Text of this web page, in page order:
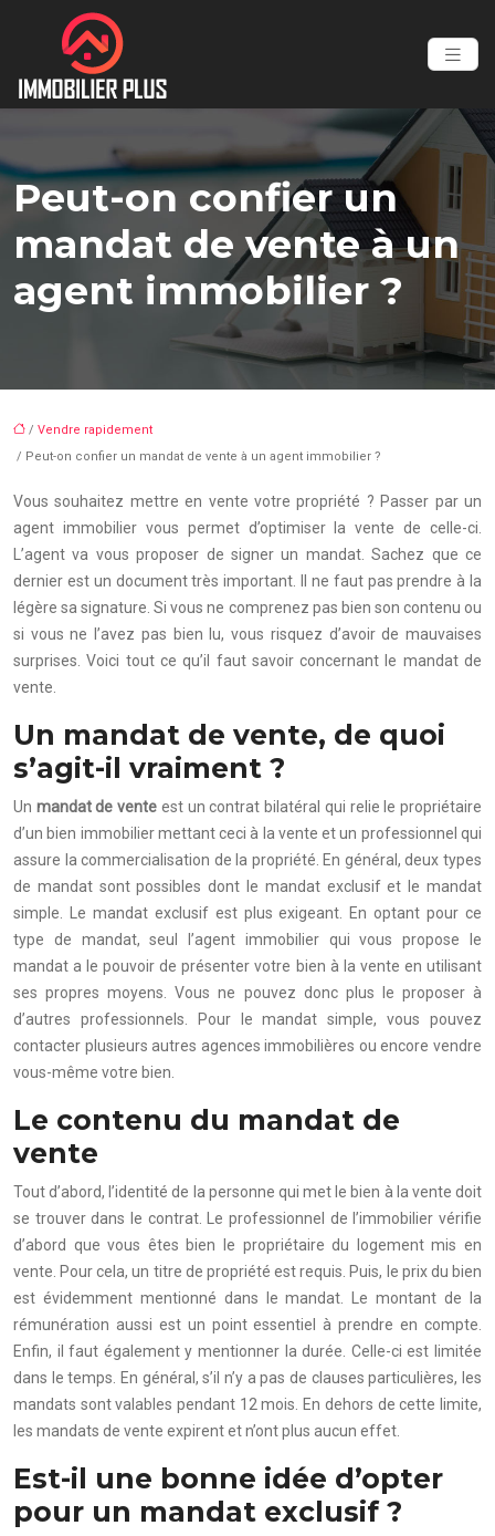
Peut-on confier un
mandat de vente à un
agent immobilier ?
/ Vendre rapidement
/ Peut-on confier un mandat de vente à un agent immobilier ?
Vous souhaitez mettre en vente votre propriété ? Passer par un
agent immobilier vous permet d’optimiser la vente de celle-ci.
L’agent va vous proposer de signer un mandat. Sachez que ce
dernier est un document très important. Il ne faut pas prendre à la
légère sa signature. Si vous ne comprenez pas bien son contenu ou
si vous ne l’avez pas bien lu, vous risquez d’avoir de mauvaises
surprises. Voici tout ce qu’il faut savoir concernant le mandat de
vente.
Un mandat de vente, de quoi
s’agit-il vraiment ?
Un mandat de vente est un contrat bilatéral qui relie le propriétaire
d’un bien immobilier mettant ceci à la vente et un professionnel qui
assure la commercialisation de la propriété. En général, deux types
de mandat sont possibles dont le mandat exclusif et le mandat
simple. Le mandat exclusif est plus exigeant. En optant pour ce
type de mandat, seul l’agent immobilier qui vous propose le
mandat a le pouvoir de présenter votre bien à la vente en utilisant
ses propres moyens. Vous ne pouvez donc plus le proposer à
d’autres professionnels. Pour le mandat simple, vous pouvez
contacter plusieurs autres agences immobilières ou encore vendre
vous-même votre bien.
Le contenu du mandat de
vente
Tout d’abord, l’identité de la personne qui met le bien à la vente doit
se trouver dans le contrat. Le professionnel de l’immobilier vérifie
d’abord que vous êtes bien le propriétaire du logement mis en
vente. Pour cela, un titre de propriété est requis. Puis, le prix du bien
est évidemment mentionné dans le mandat. Le montant de la
rémunération aussi est un point essentiel à prendre en compte.
Enfin, il faut également y mentionner la durée. Celle-ci est limitée
dans le temps. En général, s’il n’y a pas de clauses particulières, les
mandats sont valables pendant 12 mois. En dehors de cette limite,
les mandats de vente expirent et n’ont plus aucun effet.
Est-il une bonne idée d’opter
pour un mandat exclusif ?